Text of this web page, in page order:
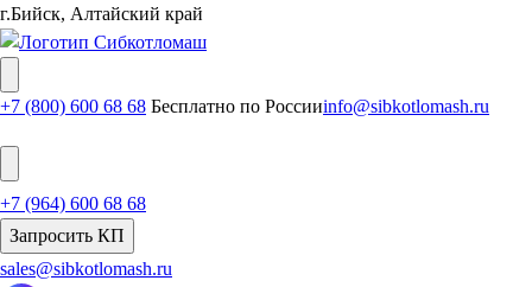
г.Бийск, Алтайский край
+7 (800) 600 68 68 Бесплатно по Россииinfo@sibkotlomash.ru
+7 (964) 600 68 68
Запросить КП
sales@sibkotlomash.ru